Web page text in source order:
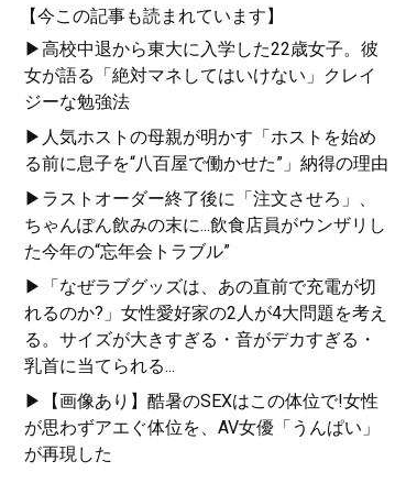
【今この記事も読まれています】
▶高校中退から東大に入学した22歳女子。彼
女が語る「絶対マネしてはいけない」クレイ
ジーな勉強法
▶人気ホストの母親が明かす「ホストを始め
る前に息子を“八百屋で働かせた”」納得の理由
▶ラストオーダー終了後に「注文させろ」、
ちゃんぽん飲みの末に...飲食店員がウンザリし
た今年の“忘年会トラブル”
▶「なぜラブグッズは、あの直前で充電が切
れるのか?」女性愛好家の2人が4大問題を考え
る。サイズが大きすぎる・音がデカすぎる・
乳首に当てられる...
▶【画像あり】酷暑のSEXはこの体位で!女性
が思わずアエぐ体位を、AV女優「うんぱい」
が再現した